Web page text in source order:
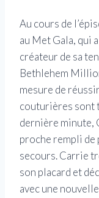
Au cours de
au Met Gala, qui
créateur de sa
Bethlehem
mesure de
couturières sont
dernière minute,
proche rempli de
secours. Carrie
son placard et
avec une